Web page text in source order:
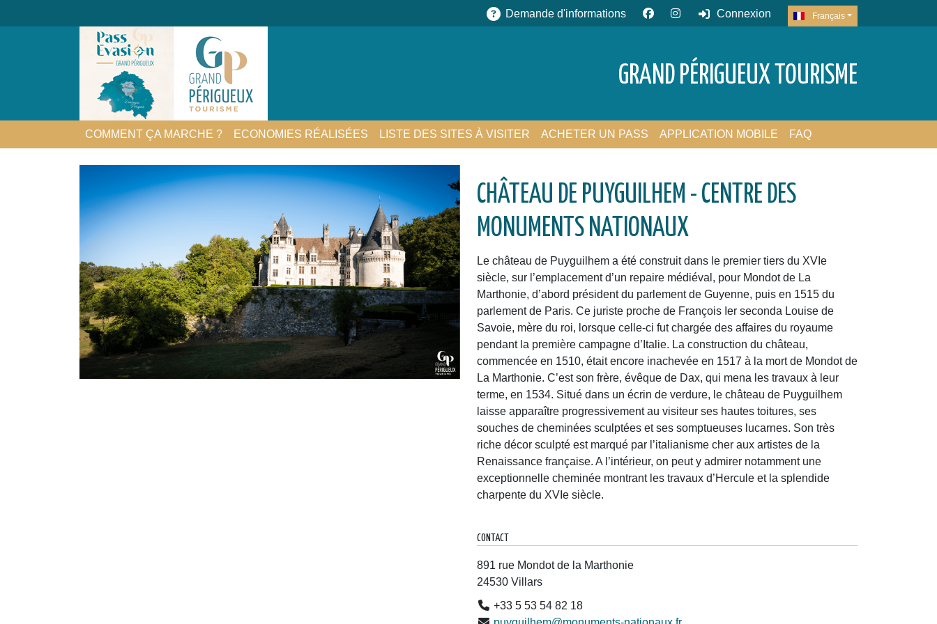
Demande d'informations Connexion Français
GRAND PÉRIGUEUX TOURISME
COMMENT ÇA MARCHE ? ECONOMIES RÉALISÉES LISTE DES SITES À VISITER ACHETER UN PASS APPLICATION MOBILE FAQ
CHÂTEAU DE PUYGUILHEM - CENTRE DES
MONUMENTS NATIONAUX
Le château de Puyguilhem a été construit dans le premier tiers du XVIe
siècle, sur l’emplacement d’un repaire médiéval, pour Mondot de La
Marthonie, d’abord président du parlement de Guyenne, puis en 1515 du
parlement de Paris. Ce juriste proche de François Ier seconda Louise de
Savoie, mère du roi, lorsque celle-ci fut chargée des affaires du royaume
pendant la première campagne d’Italie. La construction du château,
commencée en 1510, était encore inachevée en 1517 à la mort de Mondot de
La Marthonie. C’est son frère, évêque de Dax, qui mena les travaux à leur
terme, en 1534. Situé dans un écrin de verdure, le château de Puyguilhem
laisse apparaître progressivement au visiteur ses hautes toitures, ses
souches de cheminées sculptées et ses somptueuses lucarnes. Son très
riche décor sculpté est marqué par l’italianisme cher aux artistes de la
Renaissance française. A l’intérieur, on peut y admirer notamment une
exceptionnelle cheminée montrant les travaux d’Hercule et la splendide
charpente du XVIe siècle.
CONTACT
891 rue Mondot de la Marthonie
24530 Villars
+33 5 53 54 82 18